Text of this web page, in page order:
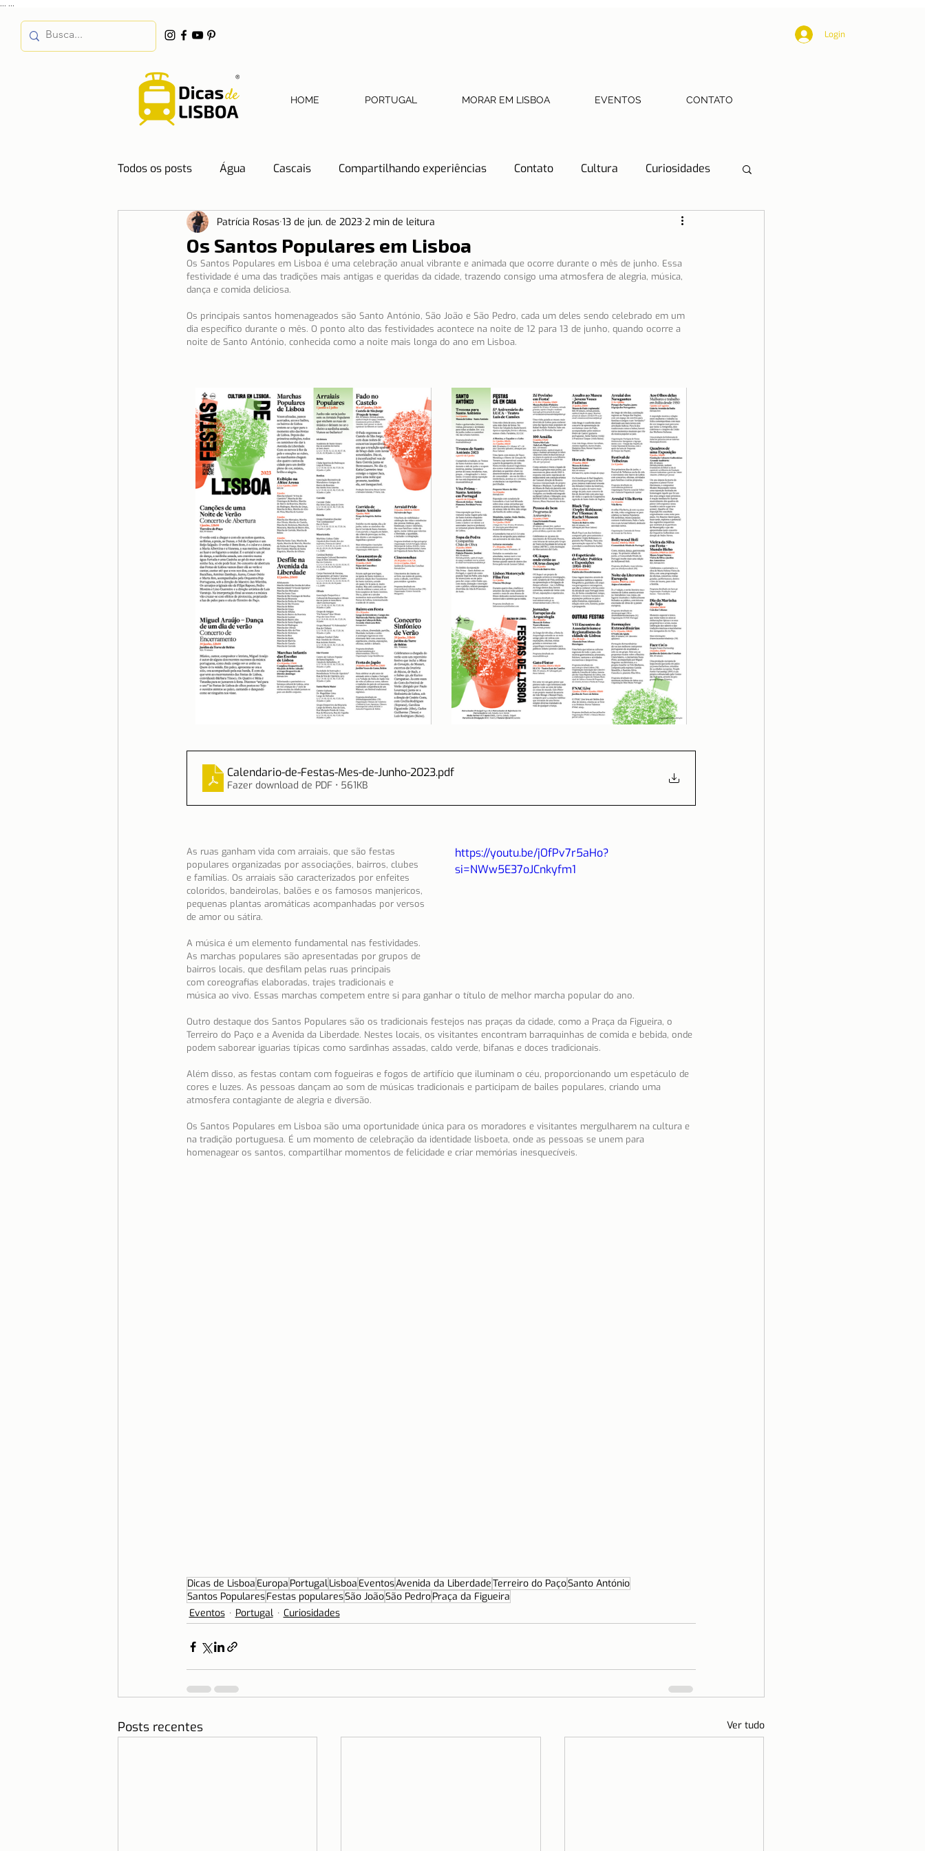
Login
HOME PORTUGAL MORAR EM LISBOA EVENTOS CONTATO
Todos os posts Água Cascais Compartilhando experiências Contato Cultura Curiosidades
Destinos Dicas de Hotéis Dicas de Restaurantes
Emprego Energia Eventos História Lisboa Lisboa com crianças Mobilidade
Morar em Lisboa Notícias Porto Portugal Reflexões Reino Unido
Serra da Estrela Serviços essenciais Sítios e freguesias
Os Santos Populares em Lisboa
Patrícia Rosas 13 de jun. de 2023 2 min de leitura
Os Santos Populares em Lisboa é uma celebração anual vibrante e animada que ocorre durante o mês de junho. Essa
festividade é uma das tradições mais antigas e queridas da cidade, trazendo consigo uma atmosfera de alegria, música,
dança e comida deliciosa.
Os principais santos homenageados são Santo António, São João e São Pedro, cada um deles sendo celebrado em um
dia específico durante o mês. O ponto alto das festividades acontece na noite de 12 para 13 de junho, quando ocorre a
noite de Santo António, conhecida como a noite mais longa do ano em Lisboa.
Calendario-de-Festas-Mes-de-Junho-2023.pdf
Fazer download de PDF • 561KB
https://youtu.be/jOfPv7r5aHo?
si=NWw5E37oJCnkyfm1
As ruas ganham vida com arraiais, que são festas
populares organizadas por associações, bairros, clubes
e famílias. Os arraiais são caracterizados por enfeites
coloridos, bandeirolas, balões e os famosos manjericos,
pequenas plantas aromáticas acompanhadas por versos
de amor ou sátira.
A música é um elemento fundamental nas festividades.
As marchas populares são apresentadas por grupos de
bairros locais, que desfilam pelas ruas principais
com coreografias elaboradas, trajes tradicionais e
música ao vivo. Essas marchas competem entre si para ganhar o título de melhor marcha popular do ano.
Outro destaque dos Santos Populares são os tradicionais festejos nas praças da cidade, como a Praça da Figueira, o
Terreiro do Paço e a Avenida da Liberdade. Nestes locais, os visitantes encontram barraquinhas de comida e bebida, onde
podem saborear iguarias típicas como sardinhas assadas, caldo verde, bifanas e doces tradicionais.
Além disso, as festas contam com fogueiras e fogos de artifício que iluminam o céu, proporcionando um espetáculo de
cores e luzes. As pessoas dançam ao som de músicas tradicionais e participam de bailes populares, criando uma
atmosfera contagiante de alegria e diversão.
Os Santos Populares em Lisboa são uma oportunidade única para os moradores e visitantes mergulharem na cultura e
na tradição portuguesa. É um momento de celebração da identidade lisboeta, onde as pessoas se unem para
homenagear os santos, compartilhar momentos de felicidade e criar memórias inesquecíveis.
Dicas de Lisboa Europa PortugalLisboa EventosAvenida da LiberdadeTerreiro do PaçoSanto António
Santos PopularesFestas popularesSão JoãoSão PedroPraça da Figueira
Eventos
Portugal Curiosidades
Posts recentes Ver tudo